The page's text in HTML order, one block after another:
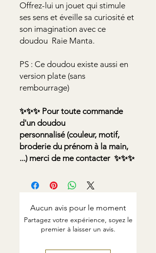
Offrez-lui un jouet qui stimule
ses sens et éveille sa curiosité et
son imagination avec ce
doudou Raie Manta.
PS : Ce doudou existe aussi en
version plate (sans
rembourrage)
✨✨✨ Pour toute commande
d'un doudou
personnalisé (couleur, motif,
broderie du prénom à la main,
...) merci de me contacter ✨✨✨
Aucun avis pour le moment
Partagez votre expérience, soyez le
premier à laisser un avis.